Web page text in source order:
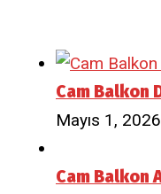
Cam Balkon
Mayıs 1, 2026
Cam Balkon